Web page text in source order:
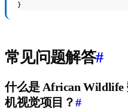
}
常见问题解答#
什么是 African Wildlife
机视觉项目？#